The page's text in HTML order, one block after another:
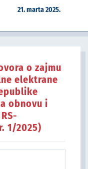
21. marta 2025.
o zajmu
elektrane
obnovu i
1/2025)